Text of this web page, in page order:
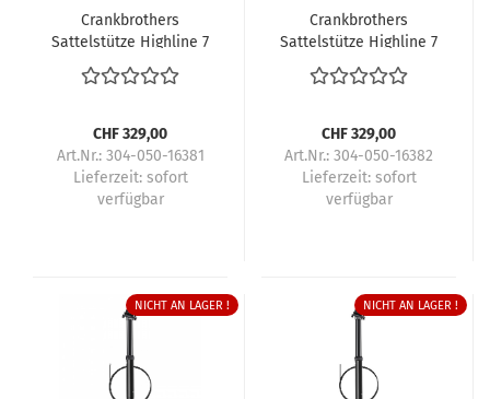
Crankbrothers
Sattelstütze Highline 7
CHF 329,00
Art.Nr.: 304-050-16381
Lieferzeit: sofort
verfügbar
Crankbrothers
Sattelstütze Highline 7
CHF 329,00
Art.Nr.: 304-050-16382
Lieferzeit: sofort
verfügbar
NICHT AN LAGER ! NICHT AN LAGER !